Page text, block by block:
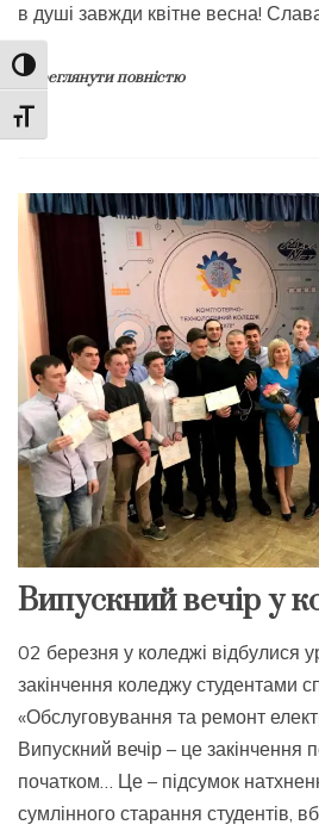
Toggle High Contrast
Toggle Font size
в душі завжди квітне весна! Слава
Переглянути повністю
Випускний вечір у
02 березня у коледжі відбулися
закінчення коледжу студентами
«Обслуговування та ремонт
Випускний вечір – це закінчення
початком… Це – підсумок
сумлінного старання студентів,